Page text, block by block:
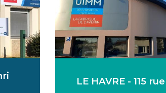
LE HAVRE - 115